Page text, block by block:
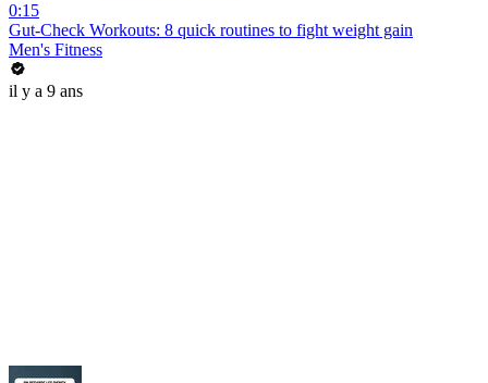
0:15
Gut-Check Workouts: 8 quick routines to fight weight gain
Men's Fitness
il y a 9 ans